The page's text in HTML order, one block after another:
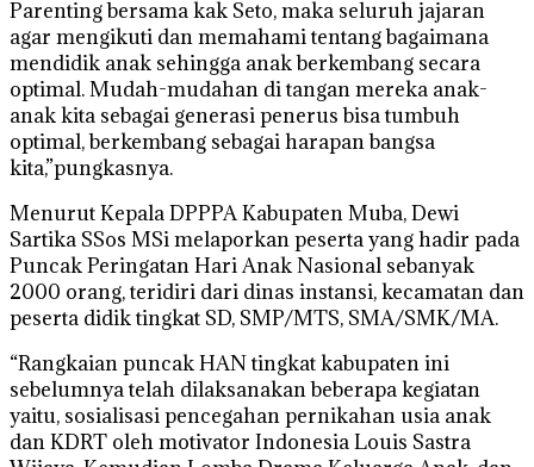
Parenting bersama kak Seto, maka seluruh jajaran
agar mengikuti dan memahami tentang bagaimana
mendidik anak sehingga anak berkembang secara
optimal. Mudah-mudahan di tangan mereka anak-
anak kita sebagai generasi penerus bisa tumbuh
optimal, berkembang sebagai harapan bangsa
kita,”pungkasnya.
Menurut Kepala DPPPA Kabupaten Muba, Dewi
Sartika SSos MSi melaporkan peserta yang hadir pada
Puncak Peringatan Hari Anak Nasional sebanyak
2000 orang, teridiri dari dinas instansi, kecamatan dan
peserta didik tingkat SD, SMP/MTS, SMA/SMK/MA.
“Rangkaian puncak HAN tingkat kabupaten ini
sebelumnya telah dilaksanakan beberapa kegiatan
yaitu, sosialisasi pencegahan pernikahan usia anak
dan KDRT oleh motivator Indonesia Louis Sastra